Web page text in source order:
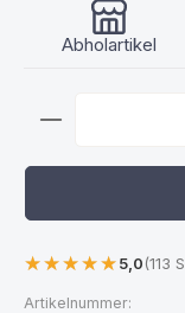
Abholartikel
Produkt
5,0(113
Artikelnummer: